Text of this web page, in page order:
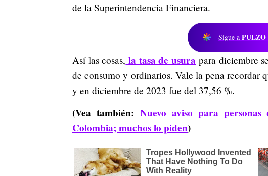
de la Superintendencia Financiera.
Sigue a PULZO
Así las cosas, la tasa de usura para diciembre
de consumo y ordinarios. Vale la pena recordar
y en diciembre de 2023 fue del 37,56 %.
(Vea también: Nuevo aviso para
Colombia; muchos lo piden)